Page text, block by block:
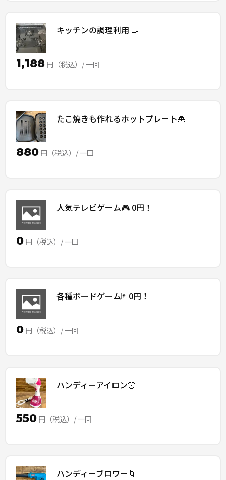
キッチンの調理利用 🍳
1,188 円（税込）/ 一回
たこ焼きも作れるホットプレート🐙
880 円（税込）/ 一回
人気テレビゲーム🎮 0円！
0 円（税込）/ 一回
各種ボードゲーム🃏 0円！
0 円（税込）/ 一回
ハンディーアイロン👗
550 円（税込）/ 一回
ハンディーブロワー🌀